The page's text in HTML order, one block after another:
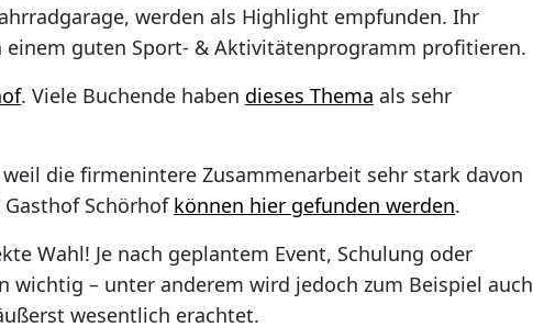
werden als Highlight empfunden. Ihr
einem guten Sport- & Aktivitätenprogramm profitieren.
. Viele Buchende haben dieses Thema als sehr
weil die firmenintere Zusammenarbeit sehr stark davon
Schörhof können hier gefunden werden.
Wahl! Je nach geplantem Event, Schulung oder
wichtig – unter anderem wird jedoch zum Beispiel auch
wesentlich erachtet.